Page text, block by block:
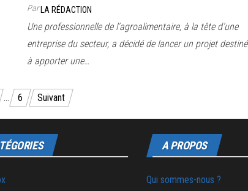
ParLA RÉDACTION
Une professionnelle de l’agroalimentaire, à la tête d’une
entreprise du secteur, a décidé de lancer un projet destiné
à apporter une…
… 6 Suivant
A PROPOS
Qui sommes-nous ?